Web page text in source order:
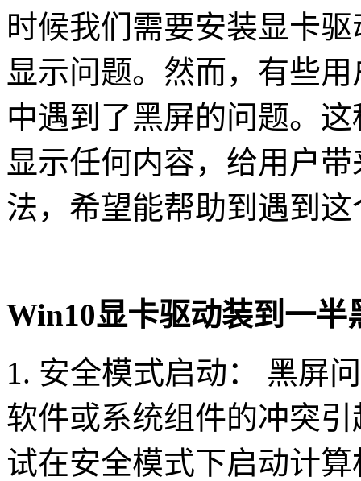
时候我们需要安装显卡
显示问题。然而，有些
中遇到了黑屏的问题。
显示任何内容，给用户
法，希望能帮助到遇到
Win10显卡驱动装到一半
1. 安全模式启动： 黑屏
软件或系统组件的冲突
试在安全模式下启动计